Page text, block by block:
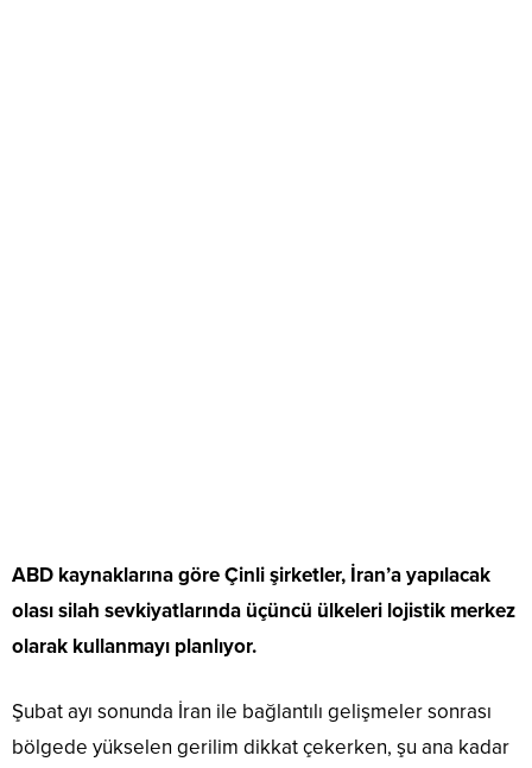
ABD kaynaklarına göre Çinli şirketler, İran’a yapılacak
olası silah sevkiyatlarında üçüncü ülkeleri lojistik merkez
olarak kullanmayı planlıyor.
Şubat ayı sonunda İran ile bağlantılı gelişmeler sonrası
bölgede yükselen gerilim dikkat çekerken, şu ana kadar